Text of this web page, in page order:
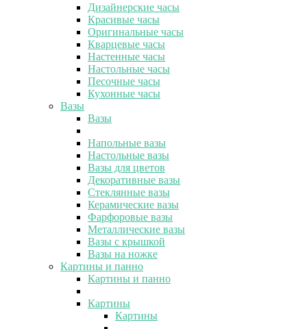
Дизайнерские часы
Красивые часы
Оригинальные часы
Кварцевые часы
Настенные часы
Настольные часы
Песочные часы
Кухонные часы
Вазы
Вазы
Напольные вазы
Настольные вазы
Вазы для цветов
Декоративные вазы
Стеклянные вазы
Керамические вазы
Фарфоровые вазы
Металлические вазы
Вазы с крышкой
Вазы на ножке
Картины и панно
Картины и панно
Картины
Картины